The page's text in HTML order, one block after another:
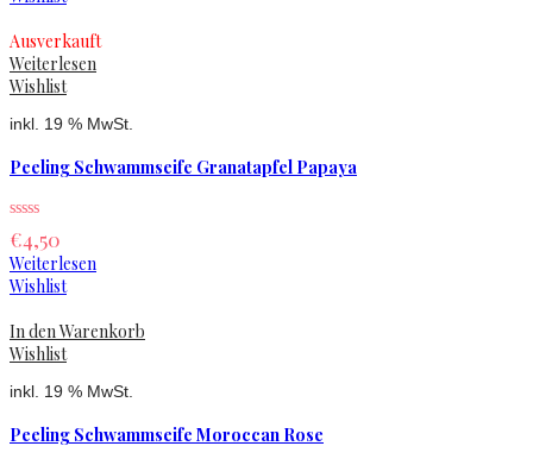
Ausverkauft
Weiterlesen
Wishlist
inkl. 19 % MwSt.
Peeling Schwammseife Granatapfel Papaya
€4,50
Weiterlesen
Wishlist
In den Warenkorb
Wishlist
inkl. 19 % MwSt.
Peeling Schwammseife Moroccan Rose